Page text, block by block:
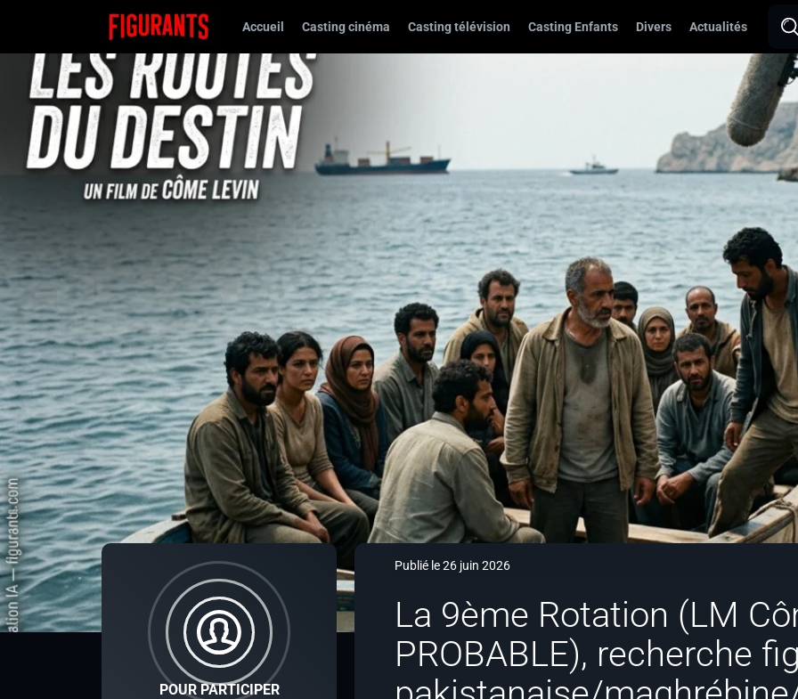
Accueil Casting cinéma Casting télévision Casting Enfants Divers Actualités
POUR PARTICIPER
Publié le 26 juin 2026
La 9ème Rotation (LM
PROBABLE), recherche